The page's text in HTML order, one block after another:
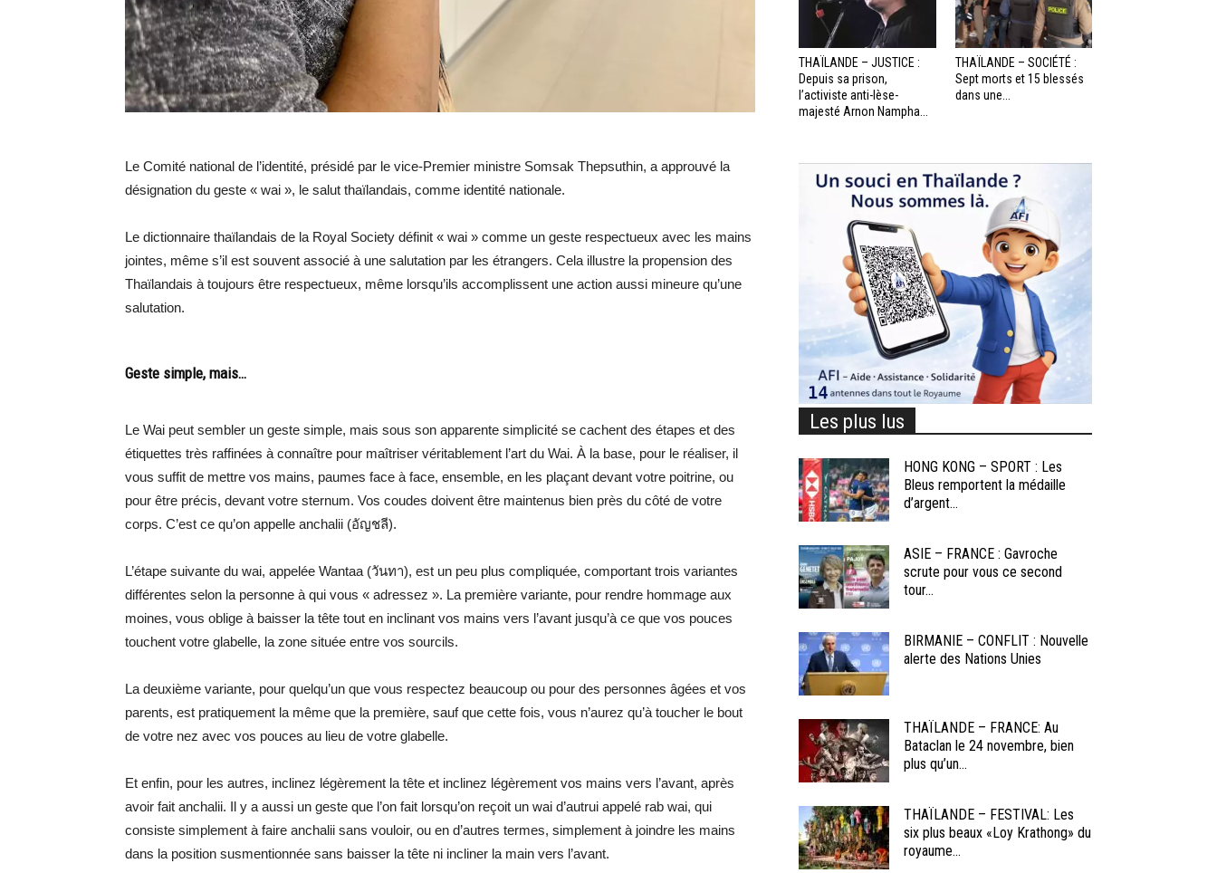
Le Comité national de l’identité, présidé par le vice-Premier ministre Somsak Thepsuthin, a approuvé la
désignation du geste « wai », le salut thaïlandais, comme identité nationale.
Le dictionnaire thaïlandais de la Royal Society définit « wai » comme un geste respectueux avec les mains
jointes, même s’il est souvent associé à une salutation par les étrangers. Cela illustre la propension des
Thaïlandais à toujours être respectueux, même lorsqu’ils accomplissent une action aussi mineure qu’une
salutation.
Geste simple, mais…
Le Wai peut sembler un geste simple, mais sous son apparente simplicité se cachent des étapes et des
étiquettes très raffinées à connaître pour maîtriser véritablement l’art du Wai. À la base, pour le réaliser, il
vous suffit de mettre vos mains, paumes face à face, ensemble, en les plaçant devant votre poitrine, ou
pour être précis, devant votre sternum. Vos coudes doivent être maintenus bien près du côté de votre
corps. C’est ce qu’on appelle anchalii (อัญชลี).
L’étape suivante du wai, appelée Wantaa (วันทา), est un peu plus compliquée, comportant trois variantes
différentes selon la personne à qui vous « adressez ». La première variante, pour rendre hommage aux
moines, vous oblige à baisser la tête tout en inclinant vos mains vers l’avant jusqu’à ce que vos pouces
touchent votre glabelle, la zone située entre vos sourcils.
La deuxième variante, pour quelqu’un que vous respectez beaucoup ou pour des personnes âgées et vos
parents, est pratiquement la même que la première, sauf que cette fois, vous n’aurez qu’à toucher le bout
de votre nez avec vos pouces au lieu de votre glabelle.
Et enfin, pour les autres, inclinez légèrement la tête et inclinez légèrement vos mains vers l’avant, après
avoir fait anchalii. Il y a aussi un geste que l’on fait lorsqu’on reçoit un wai d’autrui appelé rab wai, qui
consiste simplement à faire anchalii sans vouloir, ou en d’autres termes, simplement à joindre les mains
dans la position susmentionnée sans baisser la tête ni incliner la main vers l’avant.
THAÏLANDE – JUSTICE :
Depuis sa prison,
l’activiste anti-lèse-
majesté Arnon Nampha...
THAÏLANDE – SOCIÉTÉ :
Sept morts et 15 blessés
dans une...
Les plus lus
HONG KONG – SPORT : Les
Bleus remportent la médaille
d’argent...
ASIE – FRANCE : Gavroche
scrute pour vous ce second
tour...
BIRMANIE – CONFLIT : Nouvelle
alerte des Nations Unies
THAÏLANDE – FRANCE: Au
Bataclan le 24 novembre, bien
plus qu’un...
THAÏLANDE – FESTIVAL: Les
six plus beaux «Loy Krathong» du
royaume...